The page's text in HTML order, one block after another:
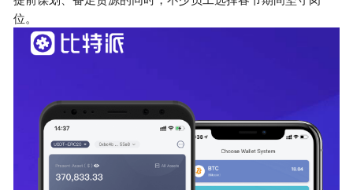
位。